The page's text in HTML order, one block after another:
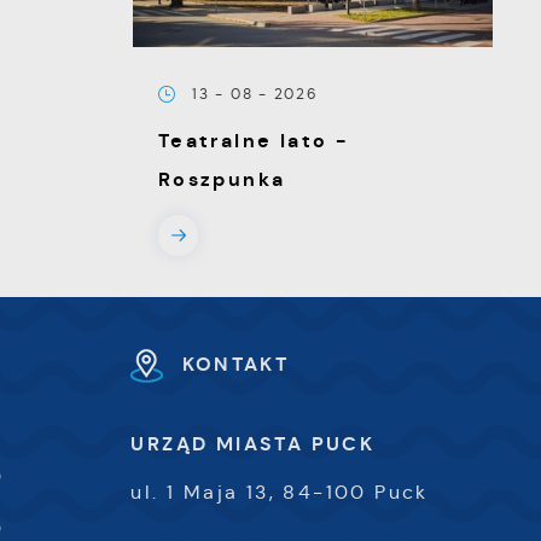
13 - 08 - 2026
Teatralne lato -
Roszpunka
KONTAKT
URZĄD MIASTA PUCK
ul. 1 Maja 13, 84-100 Puck